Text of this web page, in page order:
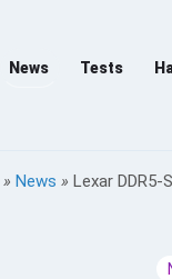
News Tests
» News » Lexar